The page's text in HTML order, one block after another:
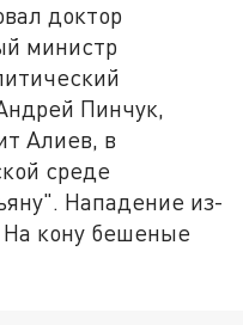
доктор
министр
Пинчук,
Алиев, в
среде
Нападение из-
На кону бешеные